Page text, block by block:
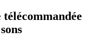
télécommandée